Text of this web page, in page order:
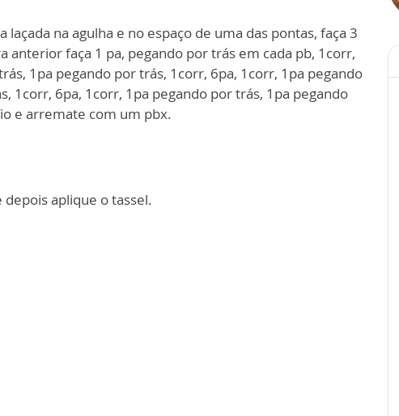
laçada na agulha e no espaço de uma das pontas, faça 3
anterior faça 1 pa, pegando por trás em cada pb, 1corr,
1pa pegando por trás, 1corr, 6pa, 1corr, 1pa pegando
1corr, 6pa, 1corr, 1pa pegando por trás, 1pa pegando
e arremate com um pbx.
depois aplique o tassel.